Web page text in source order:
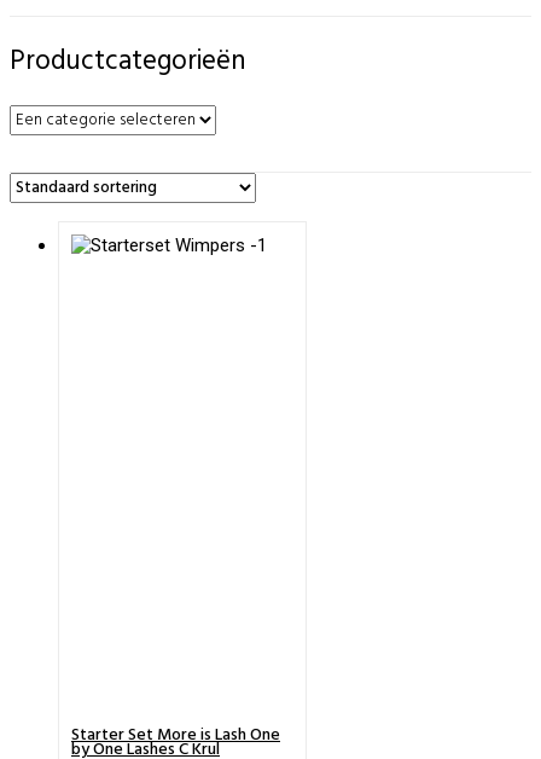
Productcategorieën
product
Starter Set More is Lash One
by One Lashes C Krul